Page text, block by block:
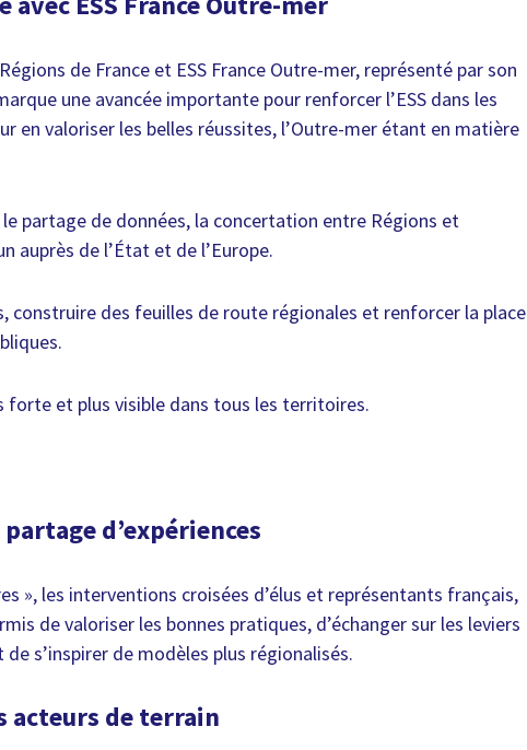
de France et ESS France Outre-mer, représenté par son
une avancée importante pour renforcer l’ESS dans les
en valoriser les belles réussites, l’Outre-mer étant en matière
partage de données, la concertation entre Régions et
auprès de l’État et de l’Europe.
construire des feuilles de route régionales et renforcer la place
forte et plus visible dans tous les territoires.
d’expériences
», les interventions croisées d’élus et représentants français,
de valoriser les bonnes pratiques, d’échanger sur les leviers
s’inspirer de modèles plus régionalisés.
acteurs de terrain